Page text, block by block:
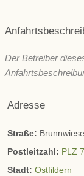
Der Betreiber
Adresse
Straße:
Postleitzahl: PLZ
Stadt: Ostfildern